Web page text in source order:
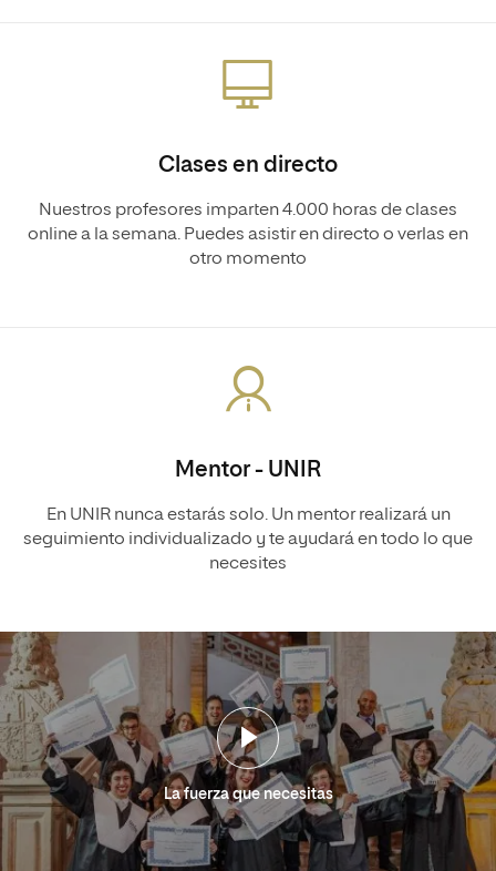
Clases en directo
Nuestros profesores imparten 4.000 horas de clases
online a la semana. Puedes asistir en directo o verlas en
otro momento
Mentor - UNIR
En UNIR nunca estarás solo. Un mentor realizará un
seguimiento individualizado y te ayudará en todo lo que
necesites
La fuerza que necesitas